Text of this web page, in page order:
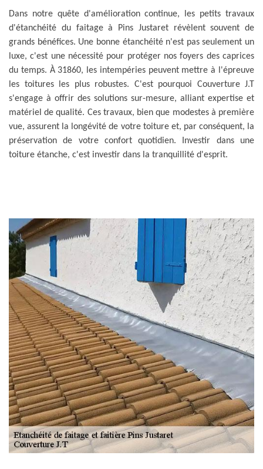
Dans notre quête d'amélioration continue, les petits travaux
d'étanchéité du faitage à Pins Justaret révèlent souvent de
grands bénéfices. Une bonne étanchéité n'est pas seulement un
luxe, c'est une nécessité pour protéger nos foyers des caprices
du temps. À 31860, les intempéries peuvent mettre à l'épreuve
les toitures les plus robustes. C'est pourquoi Couverture J.T
s'engage à offrir des solutions sur-mesure, alliant expertise et
matériel de qualité. Ces travaux, bien que modestes à première
vue, assurent la longévité de votre toiture et, par conséquent, la
préservation de votre confort quotidien. Investir dans une
toiture étanche, c'est investir dans la tranquillité d'esprit.